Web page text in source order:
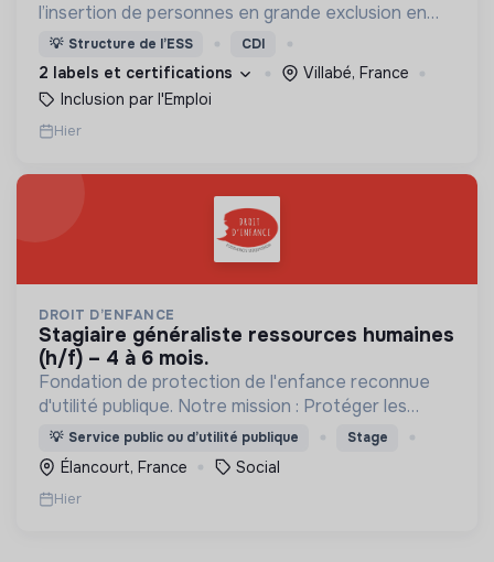
l’insertion de personnes en grande exclusion en
leur offrant un travail et un accompagnement
social adaptés.
💡 Structure de l’ESS CDI
2 labels et certifications
Villabé, France
Inclusion par l'Emploi
Hier
DROIT D’ENFANCE
stagiaire généraliste ressources humaines
(h/f) – 4 à 6 mois.
Fondation de protection de l'enfance reconnue
d'utilité publique. Notre mission : Protéger les
enfants et accompagner les familles.
💡 Service public ou d’utilité publique Stage
Élancourt, France Social
Hier